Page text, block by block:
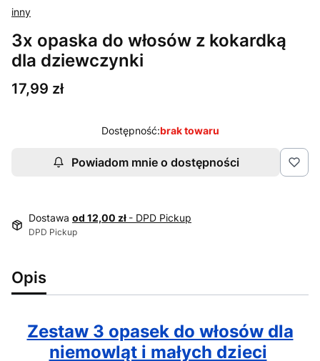
inny
3x opaska do włosów z kokardką
dla dziewczynki
Cena
17,99 zł
Dostępność:brak towaru
Powiadom mnie o dostępności
Dostawa od 12,00 zł - DPD Pickup
DPD Pickup
Opis
Zestaw 3 opasek do włosów dla
niemowląt i małych dzieci